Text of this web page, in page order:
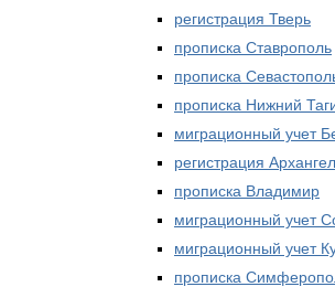
регистрация Тверь
прописка Ставрополь
прописка
прописка Нижний
миграционный учет
регистрация
прописка Владимир
миграционный учет
миграционный учет
прописка